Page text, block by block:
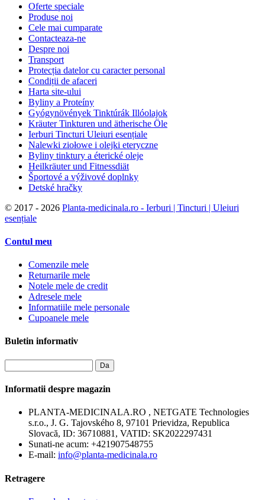
Oferte speciale
Produse noi
Cele mai cumparate
Contacteaza-ne
Despre noi
Transport
Protecția datelor cu caracter personal
Condiții de afaceri
Harta site-ului
Byliny a Proteíny
Gyógynövények Tinktúrák Illóolajok
Kräuter Tinkturen und ätherische Öle
Ierburi Tincturi Uleiuri esențiale
Nalewki ziołowe i olejki eteryczne
Byliny tinktury a éterické oleje
Heilkräuter und Fitnessdiät
Športové a výživové doplnky
Detské hračky
© 2017 - 2026 Planta-medicinala.ro - Ierburi | Tincturi | Uleiuri
esențiale
Contul meu
Comenzile mele
Returnarile mele
Notele mele de credit
Adresele mele
Informatiile mele personale
Cupoanele mele
Buletin informativ
Da
Informatii despre magazin
PLANTA-MEDICINALA.RO , NETGATE Technologies
s.r.o., J. G. Tajovského 8, 97101 Prievidza, Republica
Slovacă, ID: 36710881, VATID: SK2022297431
Sunati-ne acum: +421907548755
E-mail: info@planta-medicinala.ro
Retragere